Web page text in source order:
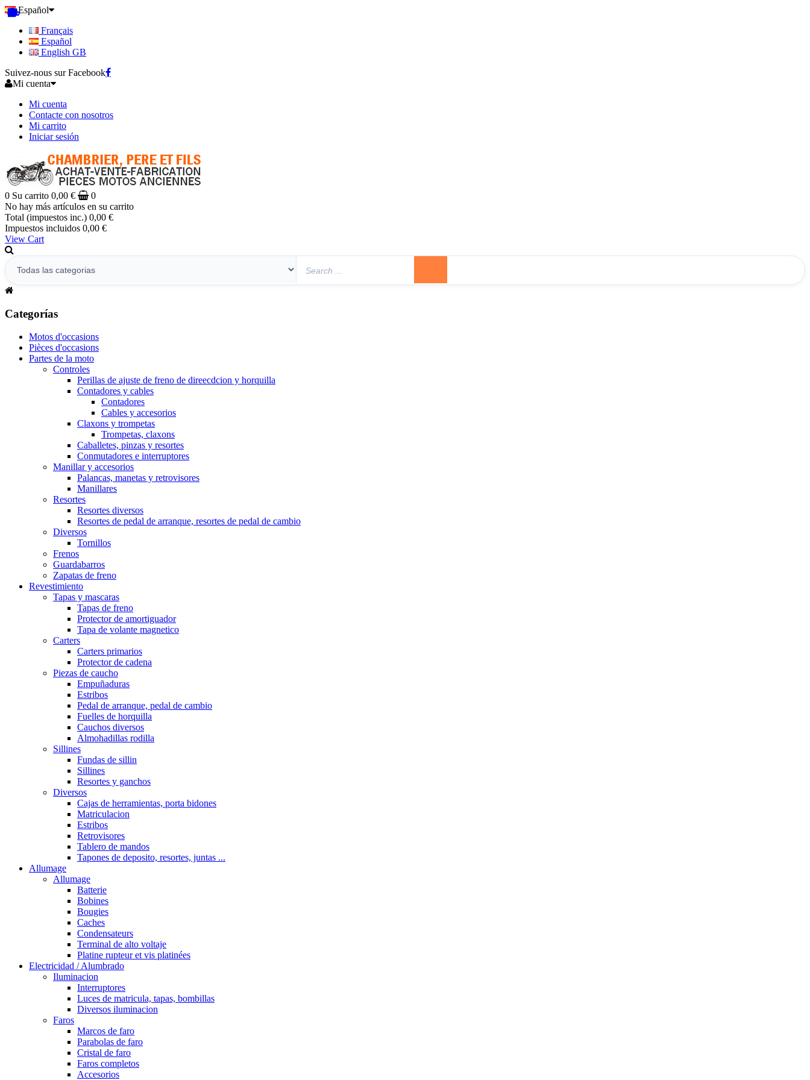
Español
Français
Español
English GB
Suivez-nous sur Facebook
Mi cuenta
Mi cuenta
Contacte con nosotros
Mi carrito
Iniciar sesión
0 Su carrito 0,00 €
0
No hay más artículos en su carrito
Total (impuestos inc.) 0,00 €
Impuestos incluidos 0,00 €
View Cart
Categorías
Motos d'occasions
Pièces d'occasions
Partes de la moto
Controles
Perillas de ajuste de freno de direecdcion y horquilla
Contadores y cables
Contadores
Cables y accesorios
Claxons y trompetas
Trompetas, claxons
Caballetes, pinzas y resortes
Conmutadores e interruptores
Manillar y accesorios
Palancas, manetas y retrovisores
Manillares
Resortes
Resortes diversos
Resortes de pedal de arranque, resortes de pedal de cambio
Diversos
Tornillos
Frenos
Guardabarros
Zapatas de freno
Revestimiento
Tapas y mascaras
Tapas de freno
Protector de amortiguador
Tapa de volante magnetico
Carters
Carters primarios
Protector de cadena
Piezas de caucho
Empuñaduras
Estribos
Pedal de arranque, pedal de cambio
Fuelles de horquilla
Cauchos diversos
Almohadillas rodilla
Sillines
Fundas de sillin
Sillines
Resortes y ganchos
Diversos
Cajas de herramientas, porta bidones
Matriculacion
Estribos
Retrovisores
Tablero de mandos
Tapones de deposito, resortes, juntas ...
Allumage
Allumage
Batterie
Bobines
Bougies
Caches
Condensateurs
Terminal de alto voltaje
Platine rupteur et vis platinées
Electricidad / Alumbrado
Iluminacion
Interruptores
Luces de matricula, tapas, bombillas
Diversos iluminacion
Faros
Marcos de faro
Parabolas de faro
Cristal de faro
Faros completos
Accesorios